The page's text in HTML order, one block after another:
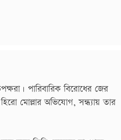
পারিবারিক বিরোধের জের
মোল্লার অভিযোগ, সন্ধ্যায় তার